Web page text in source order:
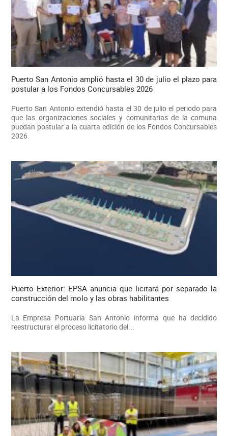
Puerto San Antonio amplió hasta el 30 de julio el plazo para
postular a los Fondos Concursables 2026
Puerto San Antonio extendió hasta el 30 de julio el periodo para
que las organizaciones sociales y comunitarias de la comuna
puedan postular a la cuarta edición de los Fondos Concursables
2026.
Puerto Exterior: EPSA anuncia que licitará por separado la
construcción del molo y las obras habilitantes
La Empresa Portuaria San Antonio informa que ha decidido
reestructurar el proceso licitatorio del...